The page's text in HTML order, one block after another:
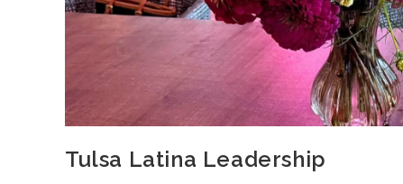
Tulsa Latina Leadership